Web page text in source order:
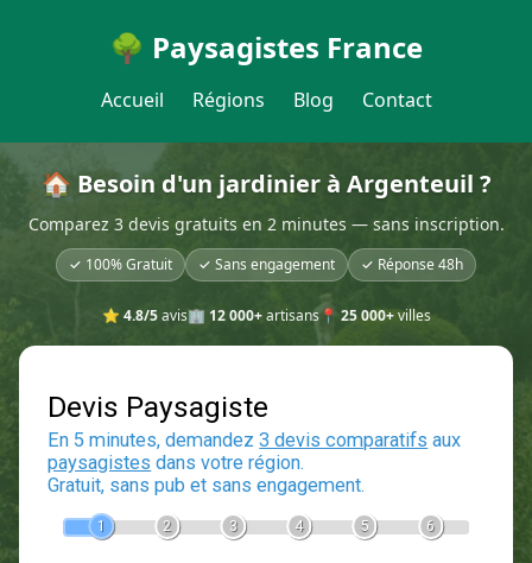
🌳 Paysagistes France
Accueil Régions Blog Contact
🏠 Besoin d'un jardinier à Argenteuil ?
Comparez 3 devis gratuits en 2 minutes — sans inscription.
✓ 100% Gratuit ✓ Sans engagement ✓ Réponse 48h
⭐ 4.8/5avis🏢 12 000+artisans📍 25 000+villes
Devis Paysagiste
En 5 minutes, demandez3 devis comparatifs